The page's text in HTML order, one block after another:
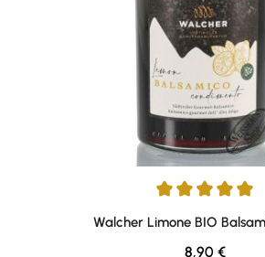
Durchschnittliche Bewertung von 5
Walcher Limone BIO
Regulärer
8,90 €